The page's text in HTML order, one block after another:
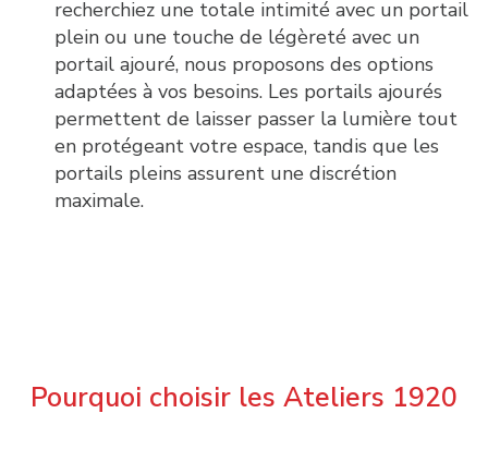
recherchiez une totale intimité avec un portail
plein ou une touche de légèreté avec un
portail ajouré, nous proposons des options
adaptées à vos besoins. Les portails ajourés
permettent de laisser passer la lumière tout
en protégeant votre espace, tandis que les
portails pleins assurent une discrétion
maximale.
Pourquoi choisir les Ateliers 1920